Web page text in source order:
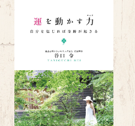
運を動かす力～自分を信じれば
奇跡が起きる～
¥1,650